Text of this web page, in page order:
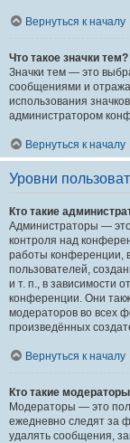
Вернуться к началу
Что такое значки тем?
Значки тем — это
сообщениями и
использования
администратором
Вернуться к началу
Уровни
Кто такие
Администраторы —
контроля над
работы конференции,
пользователей,
и т. п., в зависимости
конференции. Они
модераторов во всех
произведённых
Вернуться к началу
Кто такие
Модераторы — это
ежедневно следят за
удалять сообщения,